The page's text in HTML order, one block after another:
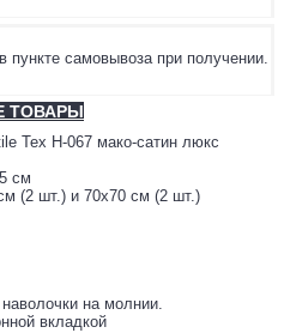
самовывоза при получении.
ТОВАРЫ
Tex H-067 мако-сатин люкс
см
(2 шт.) и 70х70 см (2 шт.)
на молнии.
вкладкой